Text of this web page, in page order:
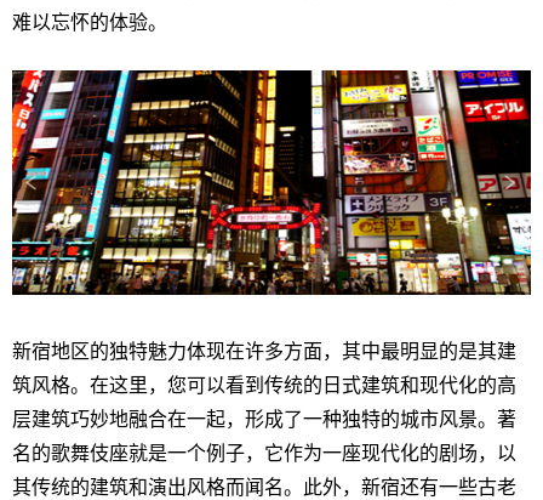
难以忘怀的体验。
新宿地区的独特魅力体现在许多方面，其中最明显的是其建
筑风格。在这里，您可以看到传统的日式建筑和现代化的高
层建筑巧妙地融合在一起，形成了一种独特的城市风景。著
名的歌舞伎座就是一个例子，它作为一座现代化的剧场，以
其传统的建筑和演出风格而闻名。此外，新宿还有一些古老